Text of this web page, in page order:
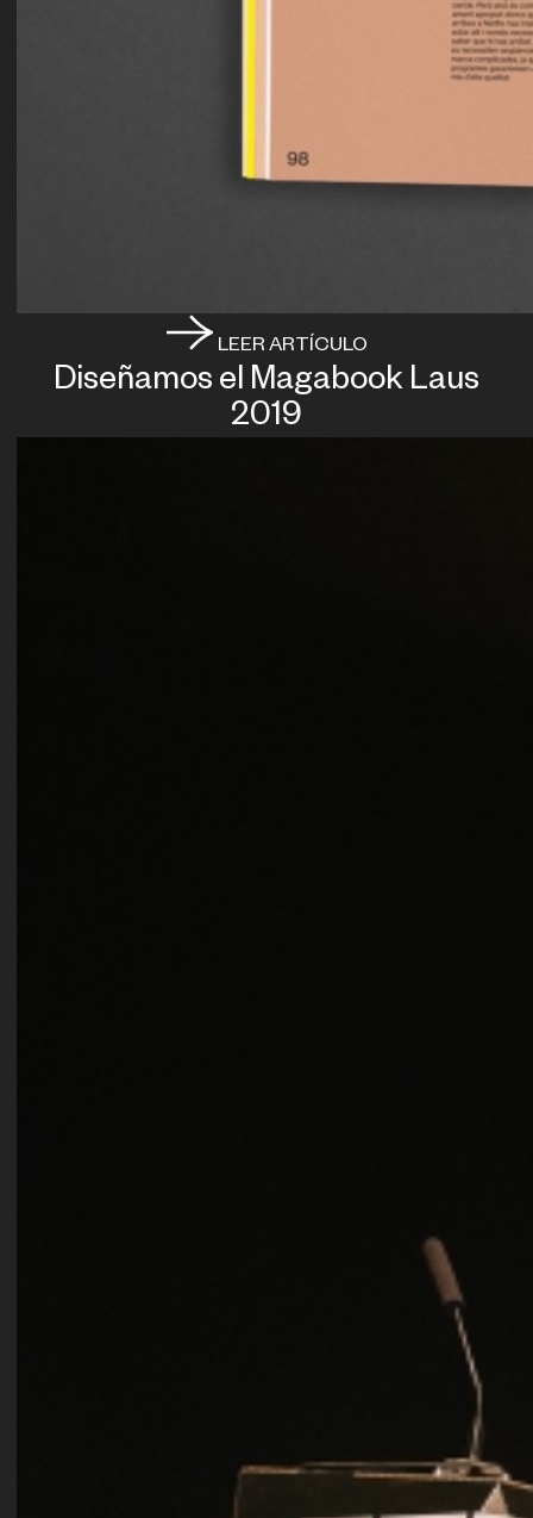
LEER ARTÍCULO
Diseñamos el Magabook Laus
2019